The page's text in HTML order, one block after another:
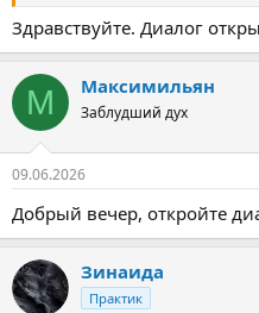
Здравствуйте. Диалог
М Максимильян
Заблудший дух
09.06.2026
Добрый вечер, откройте
Зинаида
Практик